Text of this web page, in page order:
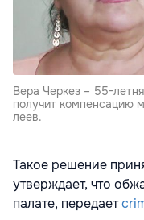
Вера Черкез – 55-
получит компенсацию
леев.
Такое решение
утверждает, что
палате, передает